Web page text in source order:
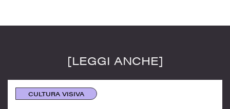
[LEGGI ANCHE]
CULTURA VISIVA